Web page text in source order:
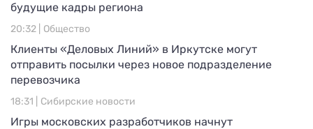
будущие кадры региона
20:32 | Общество
Клиенты «Деловых Линий» в Иркутске могут
отправить посылки через новое подразделение
перевозчика
18:31 | Сибирские новости
Игры московских разработчиков начнут